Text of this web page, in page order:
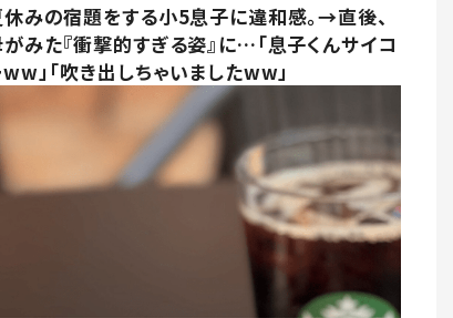
みの宿題をする小5息子に違和感。→直後、
みた『衝撃的すぎる姿』に…「息子くんサイコ
」「吹き出しちゃいましたww」